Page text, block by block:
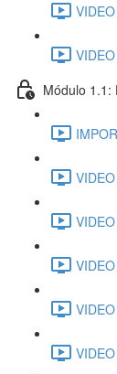
Módulo 1.1: